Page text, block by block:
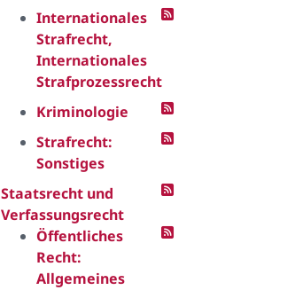
Internationales
Strafrecht,
Internationales
Strafprozessrecht
Kriminologie
Strafrecht:
Sonstiges
Staatsrecht und
Verfassungsrecht
Öffentliches
Recht:
Allgemeines